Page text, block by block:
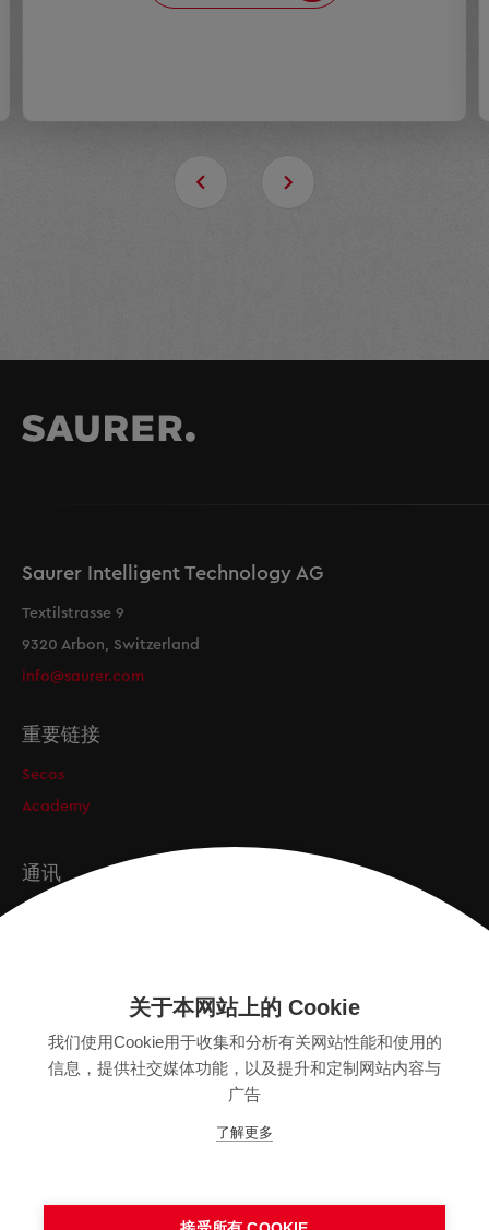
Saurer Intelligent Technology AG
Textilstrasse 9
9320 Arbon, Switzerland
info@saurer.com
重要链接
Secos
Academy
通讯
SITEMAP
关于本网站上的 Cookie
我们使用Cookie用于收集和分析有关网站性能和使用的
信息，提供社交媒体功能，以及提升和定制网站内容与
广告
了解更多